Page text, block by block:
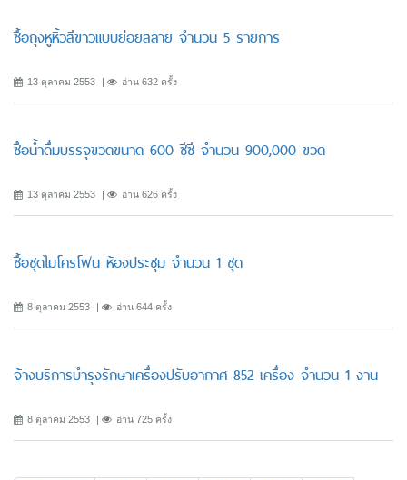
ซื้อถุงหูหิ้วสีขาวแบบย่อยสลาย จำนวน 5 รายการ
13 ตุลาคม 2553 อ่าน 632 ครั้ง
ซื้อน้ำดื่มบรรจุขวดขนาด 600 ซีซี จำนวน 900,000 ขวด
13 ตุลาคม 2553 อ่าน 626 ครั้ง
ซื้อชุดไมโครโฟน ห้องประชุม จำนวน 1 ชุด
8 ตุลาคม 2553 อ่าน 644 ครั้ง
จ้างบริการบำรุงรักษาเครื่องปรับอากาศ 852 เครื่อง จำนวน 1 งาน
8 ตุลาคม 2553 อ่าน 725 ครั้ง